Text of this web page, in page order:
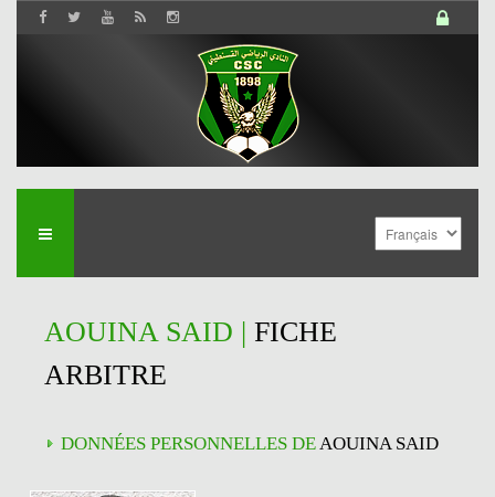
AOUINA SAID | FICHE
ARBITRE
DONNÉES PERSONNELLES DEAOUINA SAID